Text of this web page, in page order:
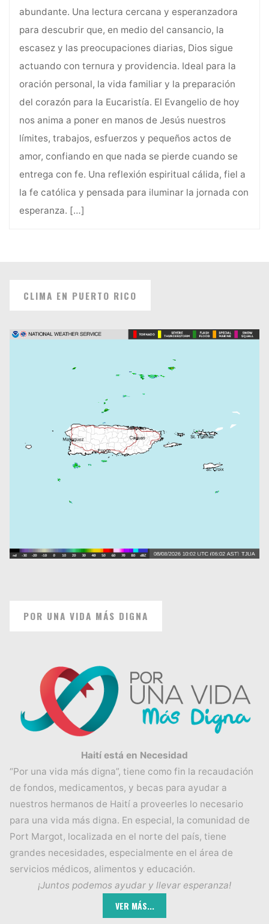
abundante. Una lectura cercana y esperanzadora
para descubrir que, en medio del cansancio, la
escasez y las preocupaciones diarias, Dios sigue
actuando con ternura y providencia. Ideal para la
oración personal, la vida familiar y la preparación
del corazón para la Eucaristía. El Evangelio de hoy
nos anima a poner en manos de Jesús nuestros
límites, trabajos, esfuerzos y pequeños actos de
amor, confiando en que nada se pierde cuando se
entrega con fe. Una reflexión espiritual cálida, fiel a
la fe católica y pensada para iluminar la jornada con
esperanza. […]
CLIMA EN PUERTO RICO
POR UNA VIDA MÁS DIGNA
Haití está en Necesidad
“Por una vida más digna”, tiene como fin la recaudación
de fondos, medicamentos, y becas para ayudar a
nuestros hermanos de Haití a proveerles lo necesario
para una vida más digna. En especial, la comunidad de
Port Margot, localizada en el norte del país, tiene
grandes necesidades, especialmente en el área de
servicios médicos, alimentos y educación.
¡Juntos podemos ayudar y llevar esperanza!